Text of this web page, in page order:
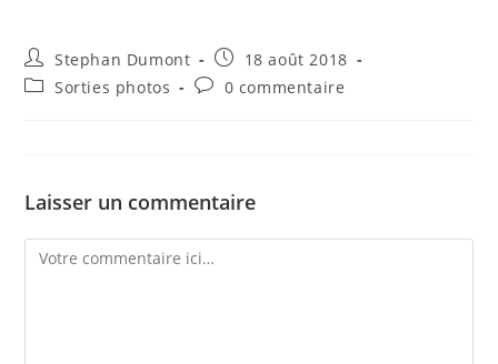
Auteur/autrice
de
la
Stephan Dumont
Publication
publiée :
18 août 2018
PostSorties photos
Commentaires
0 commentaire
Laisser un commentaire
Comment